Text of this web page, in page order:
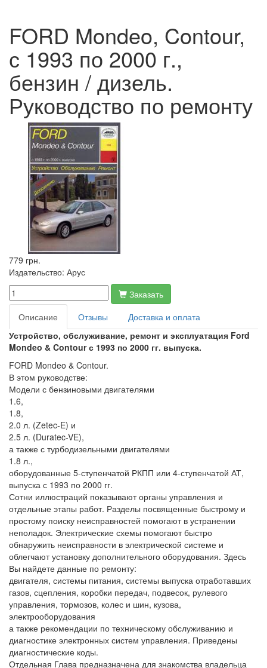
FORD Mondeo, Contour,
с 1993 по 2000 г.,
бензин / дизель.
Руководство по ремонту
779 грн.
Издательство: Арус
Заказать
Описание
Отзывы
Доставка и оплата
Устройство, обслуживание, ремонт и эксплуатация Ford
Mondeo & Contour с 1993 по 2000 гг. выпуска.
FORD Mondeo & Contour.
В этом руководстве:
Модели с бензиновыми двигателями
1.6,
1.8,
2.0 л. (Zetec-E) и
2.5 л. (Duratec-VE),
а также с турбодизельными двигателями
1.8 л.,
оборудованные 5-ступенчатой РКПП или 4-ступенчатой АТ,
выпуска с 1993 по 2000 гг.
Сотни иллюстраций показывают органы управления и
отдельные этапы работ. Разделы посвященные быстрому и
простому поиску неисправностей помогают в устранении
неполадок. Электрические схемы помогают быстро
обнаружить неисправности в электрической системе и
облегчают установку дополнительного оборудования. Здесь
Вы найдете данные по ремонту:
двигателя, системы питания, системы выпуска отработавших
газов, сцепления, коробки передач, подвесок, рулевого
управления, тормозов, колес и шин, кузова,
электрооборудования
а также рекомендации по техническому обслуживанию и
диагностике электронных систем управления. Приведены
диагностические коды.
Отдельная Глава предназначена для знакомства владельца